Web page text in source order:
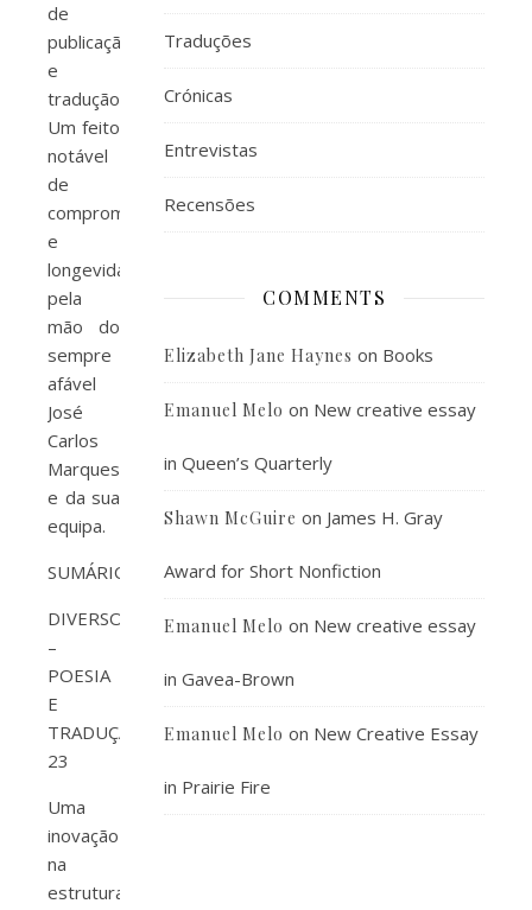
de
publicação
e
tradução.
Um feito
notável
de
compromisso
e
longevidade
pela
mão do
sempre
afável
José
Carlos
Marques
e da sua
equipa.
SUMÁRIO
DIVERSOS
–
POESIA
E
TRADUÇÃO
23
Uma
inovação
na
estrutura
Traduções
Crónicas
Entrevistas
Recensões
COMMENTS
Elizabeth Jane Haynes on Books
Emanuel Melo on New creative essay
in Queen’s Quarterly
Shawn McGuire on James H. Gray
Award for Short Nonfiction
Emanuel Melo on New creative essay
in Gavea-Brown
Emanuel Melo on New Creative Essay
in Prairie Fire